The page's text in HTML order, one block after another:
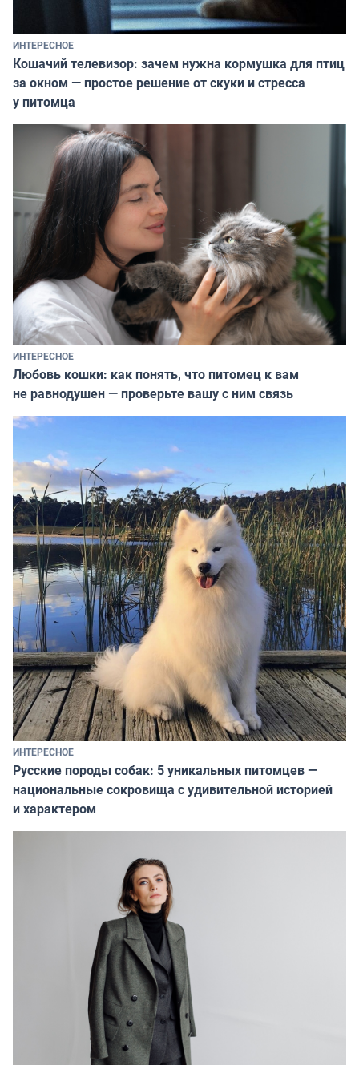
ИНТЕРЕСНОЕ
Кошачий телевизор: зачем нужна кормушка для птиц
за окном — простое решение от скуки и стресса
у питомца
ИНТЕРЕСНОЕ
Любовь кошки: как понять, что питомец к вам
не равнодушен — проверьте вашу с ним связь
ИНТЕРЕСНОЕ
Русские породы собак: 5 уникальных питомцев —
национальные сокровища с удивительной историей
и характером